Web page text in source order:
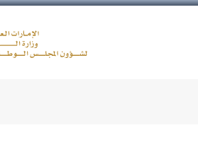
show